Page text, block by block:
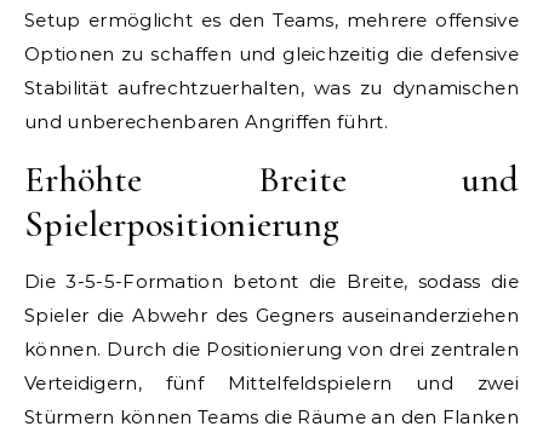
Setup ermöglicht es den Teams, mehrere offensive
Optionen zu schaffen und gleichzeitig die defensive
Stabilität aufrechtzuerhalten, was zu dynamischen
und unberechenbaren Angriffen führt.
Erhöhte Breite und
Spielerpositionierung
Die 3-5-5-Formation betont die Breite, sodass die
Spieler die Abwehr des Gegners auseinanderziehen
können. Durch die Positionierung von drei zentralen
Verteidigern, fünf Mittelfeldspielern und zwei
Stürmern können Teams die Räume an den Flanken